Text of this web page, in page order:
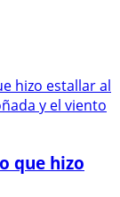
que hizo